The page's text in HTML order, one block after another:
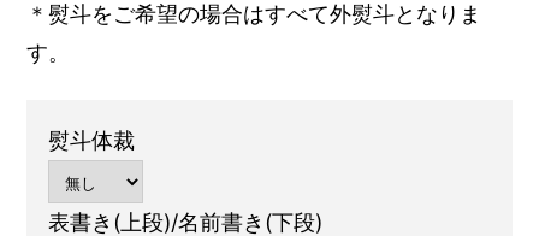
＊熨斗をご希望の場合はすべて外熨斗となりま
す。
熨斗体裁
表書き(上段)/名前書き(下段)